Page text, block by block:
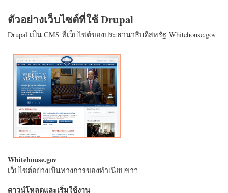
ตัวอย่างเว็บไซต์ที่ใช้ Drupal
Drupal เป็น CMS ที่เว็บไซต์ของประธานาธิบดีสหรัฐ Whitehouse.gov
Whitehouse.gov
เว็บไซต์อย่างเป็นทางการของทำเนียบขาว
ดาวน์โหลดและเริ่มใช้งาน